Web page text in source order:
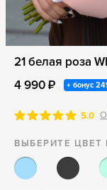
21 белая роза
4 990 ₽
+ бонус
5.0
ВЫБЕРИТЕ ЦВЕТ